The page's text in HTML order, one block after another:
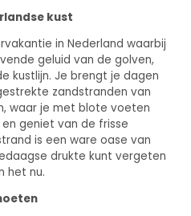
kust
in Nederland waarbij
geluid van de golven,
kustlijn. Je brengt je dagen
zandstranden van
waar je met blote voeten
geniet van de frisse
is een ware oase van
drukte kunt vergeten
het nu.